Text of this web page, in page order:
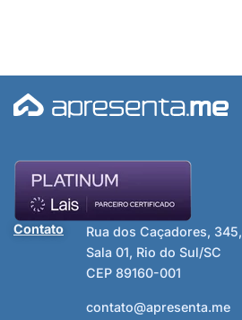
Contato
Rua dos Caçadores, 345,
Sala 01, Rio do Sul/SC
CEP 89160-001
contato@apresenta.me